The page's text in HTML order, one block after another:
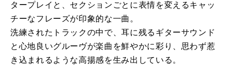
タープレイと、セクションごとに表情を変えるキャッ
チーなフレーズが印象的な一曲。
洗練されたトラックの中で、耳に残るギターサウンド
と心地良いグルーヴが楽曲を鮮やかに彩り、思わず惹
き込まれるような高揚感を生み出している。